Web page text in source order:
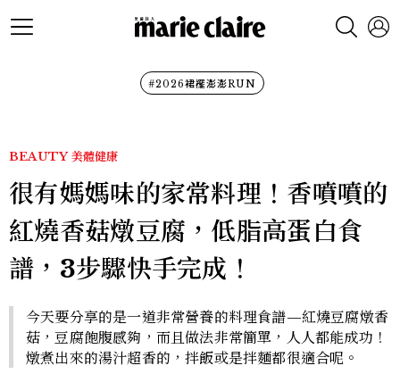
#2026裙襬澎澎RUN
BEAUTY 美體健康
很有媽媽味的家常料理！香噴噴的
紅燒香菇燉豆腐，低脂高蛋白食
譜，3步驟快手完成！
今天要分享的是一道非常營養的料理食譜—紅燒豆腐燉香
菇，豆腐飽腹感夠，而且做法非常簡單，人人都能成功！
燉煮出來的湯汁超香的，拌飯或是拌麵都很適合呢。